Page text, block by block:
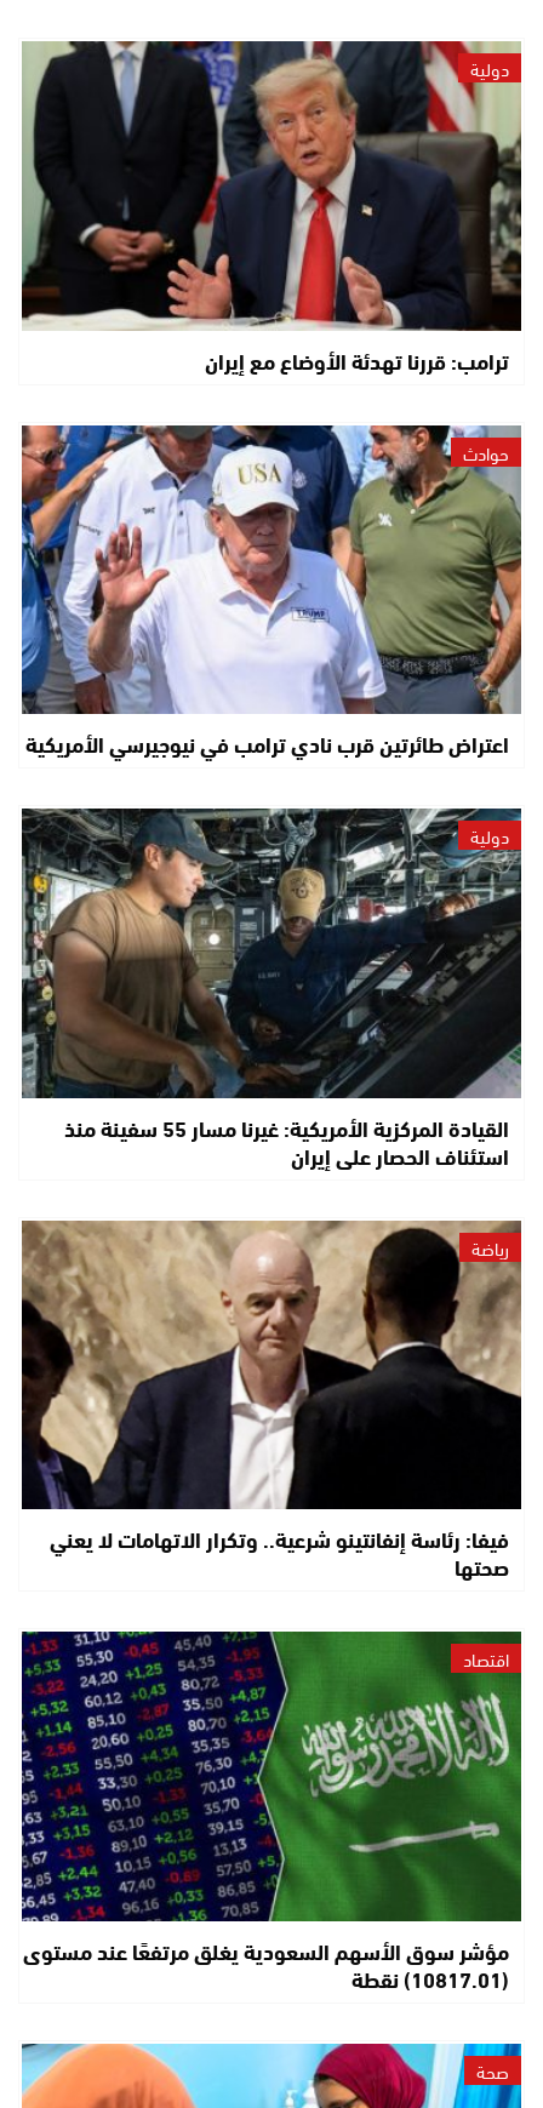
دولية
ترامب: قررنا تهدئة الأوضاع مع إيران
حوادث
اعتراض طائرتين قرب نادي ترامب في نيوجيرسي الأمريكية
دولية
القيادة المركزية الأمريكية: غيرنا مسار 55 سفينة منذ
استئناف الحصار على إيران
رياضة
فيفا: رئاسة إنفانتينو شرعية.. وتكرار الاتهامات لا يعني
صحتها
اقتصاد
مؤشر سوق الأسهم السعودية يغلق مرتفعًا عند مستوى
(10817.01) نقطة
صحة